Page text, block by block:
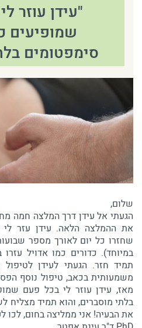
"עידן עוזר
שמופיעים
סימפטומים
שלום,
הגעתי אל עידן דרך המלצה חמה
את ההמלצה הלאה. עידן עזר
שחזרו כל יום לאורך מספר
במיוחד). כדורים כמו אדויל
תמיד חזר. הגעתי לעידן
משמעותית בכאב, טיפול נוסף
מאז, עידן עוזר לי בכל פעם
בלתי מוסברים, והוא תמיד מצליח
את הבעיה! אני ממליצה בחום, לכו